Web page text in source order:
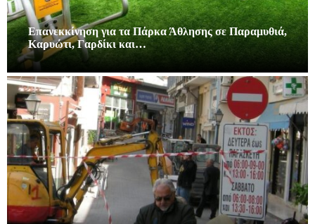
Επανεκκίνηση για τα Πάρκα Άθλησης σε Παραμυθιά,
Καρυώτι, Γαρδίκι και…